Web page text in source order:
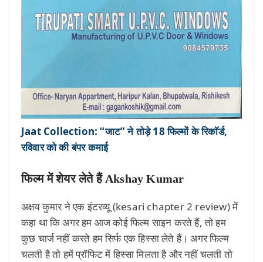
Jaat Collection: “जाट” ने तोड़े 18 फिल्मों के रिकॉर्ड,
रविवार को की बंपर कमाई
फिल्म में शेयर लेते हैं Akshay Kumar
अक्षय कुमार ने एक इंटरव्यू (kesari chapter 2 review) में
कहा था कि अगर हम आज कोई फिल्म साइन करते हैं, तो हम
कुछ चार्ज नहीं करते हम सिर्फ एक हिस्सा लेते हैं। अगर फिल्म
चलती है तो हमें प्रॉफिट में हिस्सा मिलता है और नहीं चलती तो